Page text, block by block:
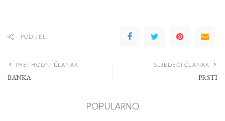
PODIJELI
PRETHODNI ČLANAK
BANKA
SLJEDEĆI ČLANAK
PRSTI
POPULARNO